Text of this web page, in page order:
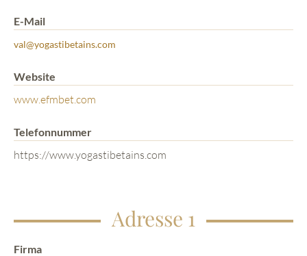
E-Mail
val@yogastibetains.com
Website
www.efmbet.com
Telefonnummer
https://www.yogastibetains.com
Adresse 1
Firma